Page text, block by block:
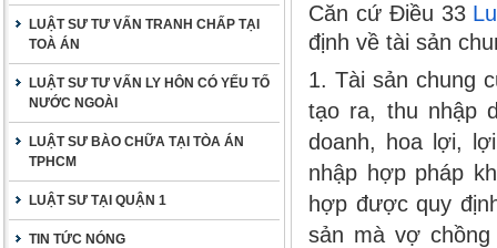
LUẬT SƯ TƯ VẤN TRANH CHẤP TẠI
TOÀ ÁN
LUẬT SƯ TƯ VẤN LY HÔN CÓ YẾU TỐ
NƯỚC NGOÀI
LUẬT SƯ BÀO CHỮA TẠI TÒA ÁN
TPHCM
LUẬT SƯ TẠI QUẬN 1
TIN TỨC NÓNG
Căn cứ Điều 33
định về tài sản
1. Tài sản chung
tạo ra, thu nhập
doanh, hoa lợi,
nhập hợp pháp
hợp được quy
sản mà vợ